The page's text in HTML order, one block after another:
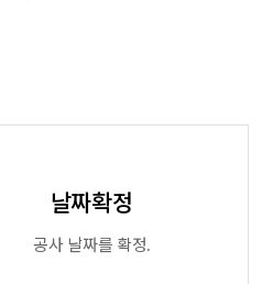
날짜확정
공사 날짜를 확정.